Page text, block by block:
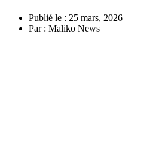
Publié le : 25 mars, 2026
Par : Maliko News